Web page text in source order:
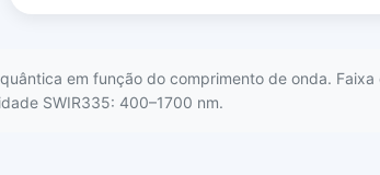
em função do comprimento de onda. Faixa
SWIR335: 400–1700 nm.